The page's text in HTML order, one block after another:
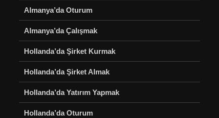
Almanya’da Oturum
Almanya’da Çalışmak
Hollanda’da Şirket Kurmak
Hollanda’da Şirket Almak
Hollanda’da Yatırım Yapmak
Hollanda’da Oturum